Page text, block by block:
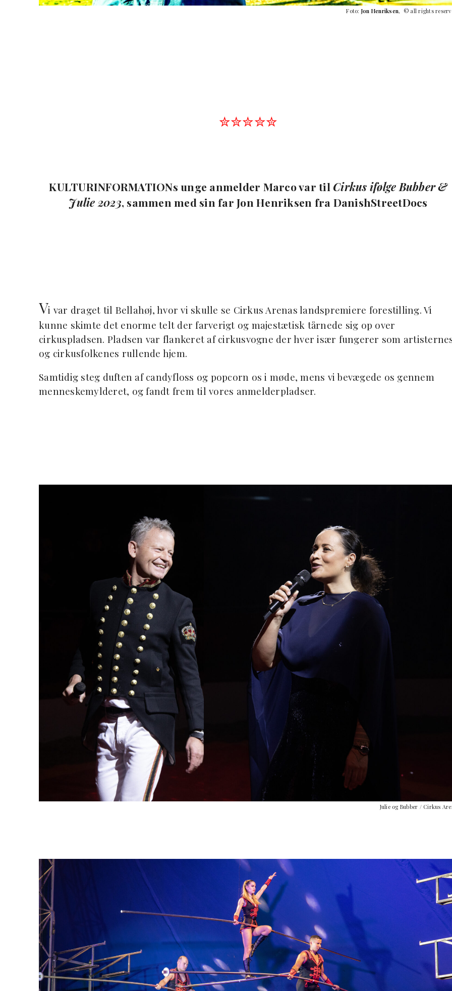
Foto: Jon Henriksen, © all rights
✮✮✮✮✮
KULTURINFORMATIONs unge anmelder Marco var til Cirkus ifølge Bubber &
Julie 2023, sammen med sin far Jon Henriksen fra DanishStreetDocs
Vi var draget til Bellahøj, hvor vi skulle se Cirkus Arenas landspremiere forestilling. Vi
kunne skimte det enorme telt der farverigt og majestætisk tårnede sig op over
cirkuspladsen. Pladsen var flankeret af cirkusvogne der hver især fungerer som
og cirkusfolkenes rullende hjem.
Samtidig steg duften af candyfloss og popcorn os i møde, mens vi bevægede os gennem
menneskemylderet, og fandt frem til vores anmelderpladser.
Julie og Bubber / Cirkus